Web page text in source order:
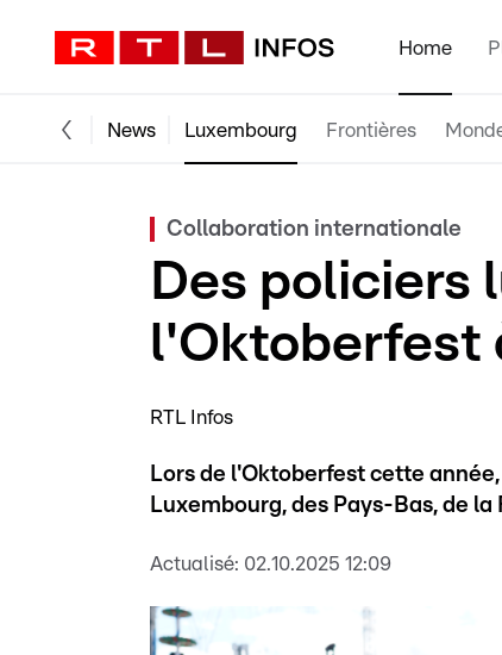
Home
News Luxembourg Frontières
Collaboration internationale
Des policiers
l'Oktoberfest
RTL Infos
Lors de l'Oktoberfest cette
Luxembourg, des Pays-Bas, de
Actualisé: 02.10.2025 12:09